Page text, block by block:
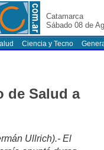
Catamarca
Sábado 08 de
Ciencia y Tecno
de Salud a
Ullrich).- El